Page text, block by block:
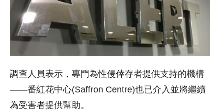
調查人員表示，專門為性侵倖存者提供支持的機構
——番紅花中心(Saffron Centre)也已介入並將繼續
為受害者提供幫助。